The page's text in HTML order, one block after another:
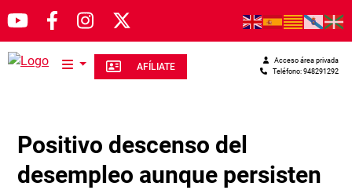
Pasar al contenido principal
AFÍLIATE Teléfono: 948291292
Acceso área privada
Positivo descenso del
desempleo aunque persisten